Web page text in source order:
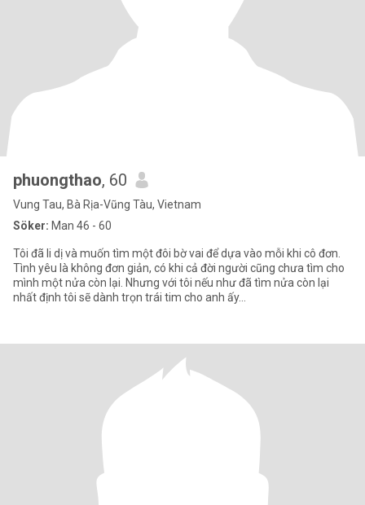
phuongthao, 60
Vung Tau, Bà Rịa-Vũng Tàu, Vietnam
Söker: Man 46 - 60
Tôi đã li dị và muốn tìm một đôi bờ vai để dựa vào mỗi khi cô đơn.
Tình yêu là không đơn giản, có khi cả đời người cũng chưa tìm cho
mình một nửa còn lại. Nhưng với tôi nếu như đã tìm nửa còn lại
nhất định tôi sẽ dành trọn trái tim cho anh ấy...